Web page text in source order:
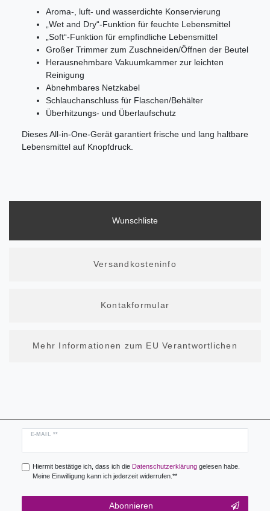
Aroma-, luft- und wasserdichte Konservierung
„Wet and Dry“-Funktion für feuchte Lebensmittel
„Soft“-Funktion für empfindliche Lebensmittel
Großer Trimmer zum Zuschneiden/Öffnen der Beutel
Herausnehmbare Vakuumkammer zur leichten
Reinigung
Abnehmbares Netzkabel
Schlauchanschluss für Flaschen/Behälter
Überhitzungs- und Überlaufschutz
Dieses All-in-One-Gerät garantiert frische und lang haltbare
Lebensmittel auf Knopfdruck.
Wunschliste
Versandkosteninfo
Kontakformular
Mehr Informationen zum EU Verantwortlichen
E-MAIL **
Newsletter
Hiermit bestätige ich, dass ich die Daten­schutz­erklärunggelesen habe.
Meine Einwilligung kann ich jederzeit widerrufen.**
Abonnieren